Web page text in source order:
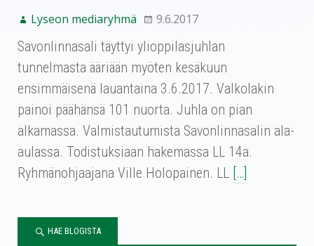
Lyseon mediaryhmä 9.6.2017
Savonlinnasali täyttyi ylioppilasjuhlan
tunnelmasta ääriään myöten kesäkuun
ensimmäisenä lauantaina 3.6.2017. Valkolakin
painoi päähänsä 101 nuorta. Juhla on pian
alkamassa. Valmistautumista Savonlinnasalin ala-
aulassa. Todistuksiaan hakemassa LL 14a.
Ryhmänohjaajana Ville Holopainen. LL […]
HAE BLOGISTA